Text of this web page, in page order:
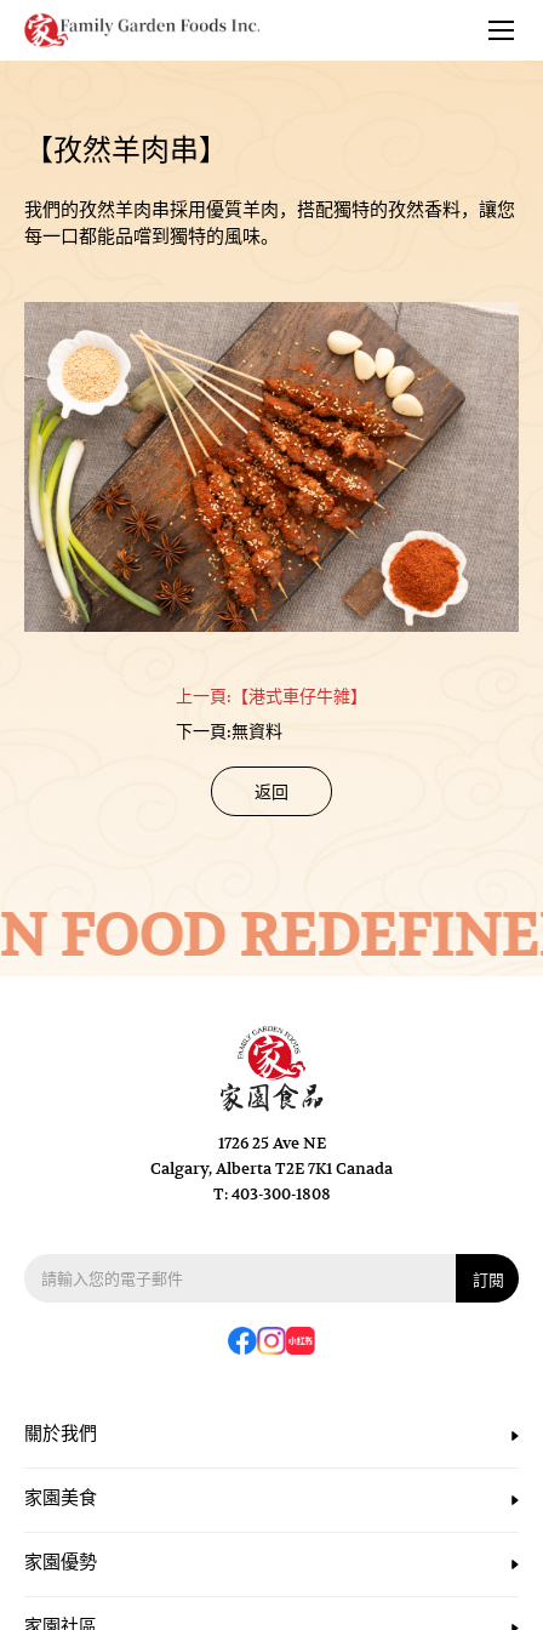
【孜然羊肉串】
我們的孜然羊肉串採用優質羊肉，搭配獨特的孜然香料，讓您
每一口都能品嚐到獨特的風味。
上一頁: 【港式車仔牛雑】
下一頁:無資料
返回
FOOD
1726 25 Ave NE
Calgary, Alberta T2E 7K1 Canada
T: 403-300-1808
訂閱
關於我們
家園美食
家園優勢